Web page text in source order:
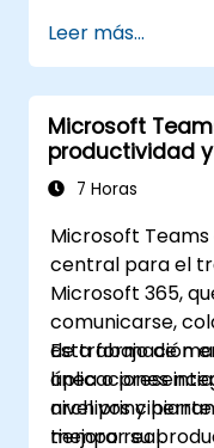
Leer más...
Microsoft
productividad
7 Horas
Microsoft
central para el
Microsoft 365,
comunicarse,
de trabajo de
aplicaciones
archivos y
tiempo real.
Esta formación
línea o
nivel
mejorar su